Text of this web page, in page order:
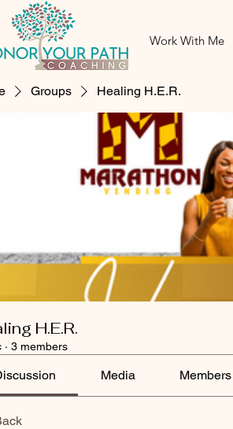
Work With Me
Groups Healing H.E.R.
H.E.R.
· 3 members
Media Members